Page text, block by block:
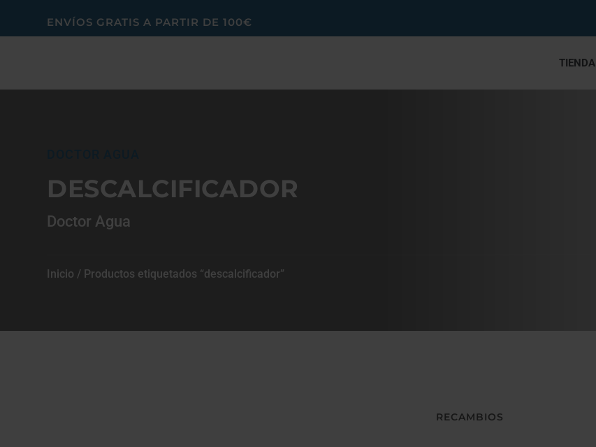
ENVÍOS GRATIS A PARTIR DE 100€
TIENDA
DESCALCIFICADOR
Doctor Agua
Inicio / Productos etiquetados “descalcificador”
RECAMBIOS